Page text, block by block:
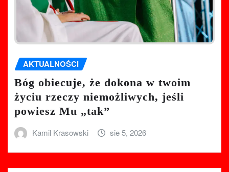
AKTUALNOŚCI
Bóg obiecuje, że dokona w twoim
życiu rzeczy niemożliwych, jeśli
powiesz Mu „tak”
Kamil Krasowski sie 5, 2026